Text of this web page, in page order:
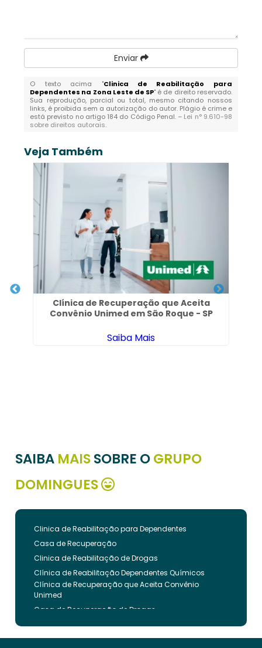
Enviar
O texto acima "Clinica de Reabilitação para
Dependentes na Zona Leste de SP" é de direito reservado.
Sua reprodução, parcial ou total, mesmo citando nossos
links, é proibida sem a autorização do autor. Plágio é crime e
está previsto no artigo 184 do Código Penal. – Lei n° 9.610-98
sobre direitos autorais.
Veja Também
Clínica de Recuperação que Aceita
Convênio Unimed em São Roque - SP
Saiba Mais
SAIBA MAISSOBRE OGRUPO
DOMINGUES
Clinica de Reabilitação para Dependentes
Casa de Recuperação
Clinica de Reabilitação de Drogas
Clínica de Reabilitação Dependentes Químicos
Clínica de Recuperação que Aceita Convênio
Unimed
Casa de Recuperação de Drogas
Clínica de Reabilitação de Dependentes Químicos
Clinica de Recuperação de Drogas Pelo Bradesco